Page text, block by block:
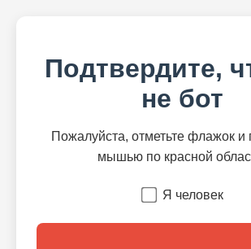
Подтвердите,
не бот
Пожалуйста, отметьте флажок и
мышью по красной
Я человек